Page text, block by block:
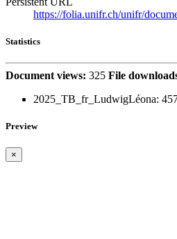
https://folia.unifr.ch/unifr/
Statistics
Document views: 325 File
2025_TB_fr_LudwigLéona:
Preview
×